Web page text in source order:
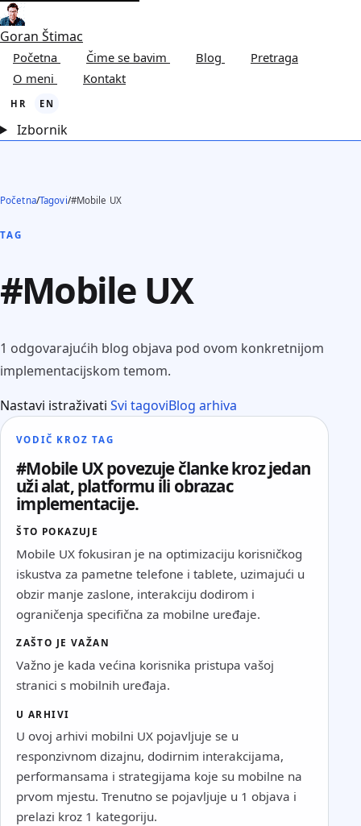
Goran Štimac
Početna Čime se bavim Blog
Pretraga
O meni
Kontakt
HR EN
Izbornik
Početna/Tagovi/#Mobile UX
TAG
#Mobile UX
1 odgovarajućih blog objava pod ovom konkretnijom
implementacijskom temom.
Nastavi istraživati Svi tagoviBlog arhiva
VODIČ KROZ TAG
#Mobile UX povezuje članke kroz jedan
uži alat, platformu ili obrazac
implementacije.
ŠTO POKAZUJE
Mobile UX fokusiran je na optimizaciju korisničkog
iskustva za pametne telefone i tablete, uzimajući u
obzir manje zaslone, interakciju dodirom i
ograničenja specifična za mobilne uređaje.
ZAŠTO JE VAŽAN
Važno je kada većina korisnika pristupa vašoj
stranici s mobilnih uređaja.
U ARHIVI
U ovoj arhivi mobilni UX pojavljuje se u
responzivnom dizajnu, dodirnim interakcijama,
performansama i strategijama koje su mobilne na
prvom mjestu. Trenutno se pojavljuje u 1 objava i
prelazi kroz 1 kategoriju.